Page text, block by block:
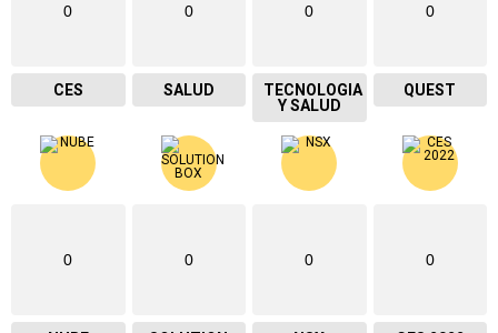
0
CES
0
SALUD
0
TECNOLOGIA
Y SALUD
0
QUEST
0 0 0 0